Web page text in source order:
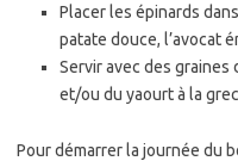
Placer les épinards
patate douce, l’avocat
Servir avec des graines
et/ou du yaourt à la
Pour démarrer la journée du